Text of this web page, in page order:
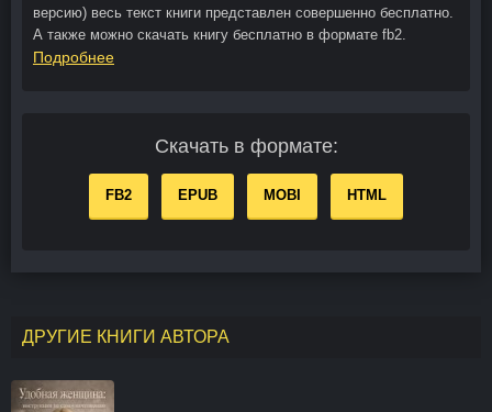
версию) весь текст книги представлен совершенно бесплатно.
А также можно скачать книгу бесплатно в формате fb2.
Подробнее
Скачать в формате:
FB2 EPUB MOBI HTML
ДРУГИЕ КНИГИ АВТОРА